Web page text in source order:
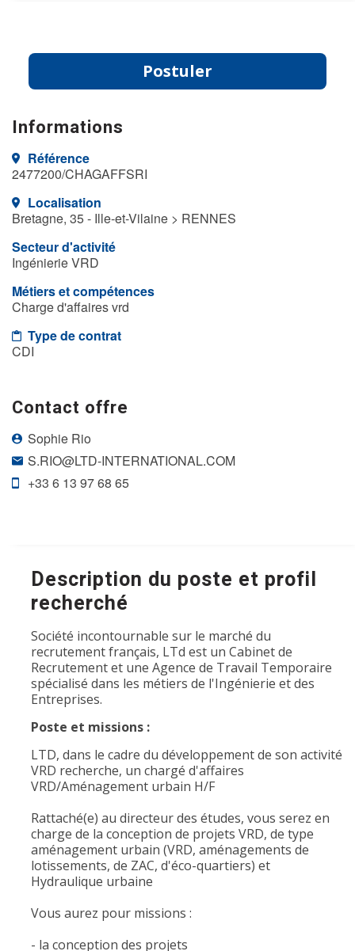
Postuler
Informations
Référence
2477200/CHAGAFFSRI
Localisation
Bretagne, 35 - Ille-et-Vilaine > RENNES
Secteur d'activité
Ingénierie VRD
Métiers et compétences
Charge d'affaires vrd
Type de contrat
CDI
Contact offre
Sophie Rio
S.RIO@LTD-INTERNATIONAL.COM
+33 6 13 97 68 65
Description du poste et profil
recherché
Société incontournable sur le marché du
recrutement français, LTd est un Cabinet de
Recrutement et une Agence de Travail Temporaire
spécialisé dans les métiers de l'Ingénierie et des
Entreprises.
Poste et missions :
LTD, dans le cadre du développement de son activité
VRD recherche, un chargé d'affaires
VRD/Aménagement urbain H/F
Rattaché(e) au directeur des études, vous serez en
charge de la conception de projets VRD, de type
aménagement urbain (VRD, aménagements de
lotissements, de ZAC, d'éco-quartiers) et
Hydraulique urbaine
Vous aurez pour missions :
- la conception des projets